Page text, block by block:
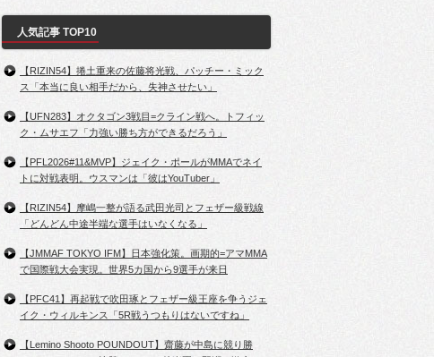
人気記事 TOP10
【RIZIN54】捲土重来の佐藤将光戦、パッチー・ミック
ス「本当に良い相手だから、失神させたい」
【UFN283】オクタゴン3戦目=クライン戦へ。トフィッ
ク・ムサエフ「力強い勝ち方ができるだろう」
【PFL2026#11&MVP】ジェイク・ポールがMMAでネイ
トに対戦表明。ウスマンは「彼はYouTuber」
【RIZIN54】摩嶋一整が語る武田光司とフェザー級戦線
「どんどん中途半端な選手はいなくなる」
【JMMAF TOKYO IFM】日本強化策。画期的=アマMMA
で国際戦大会実現。世界5カ国から9選手が来日
【PFC41】再起戦で吹田琢とフェザー級王座を争うジェ
イク・ウィルキンス「5R戦うつもりはないですね」
【Lemino Shooto POUNDOUT】齋藤が中島に競り勝